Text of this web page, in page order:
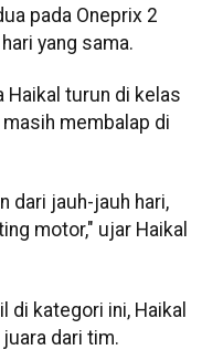
pada Oneprix 2
yang sama.
Haikal turun di kelas
membalap di
dari jauh-jauh hari,
motor," ujar Haikal
kategori ini, Haikal
dari tim.